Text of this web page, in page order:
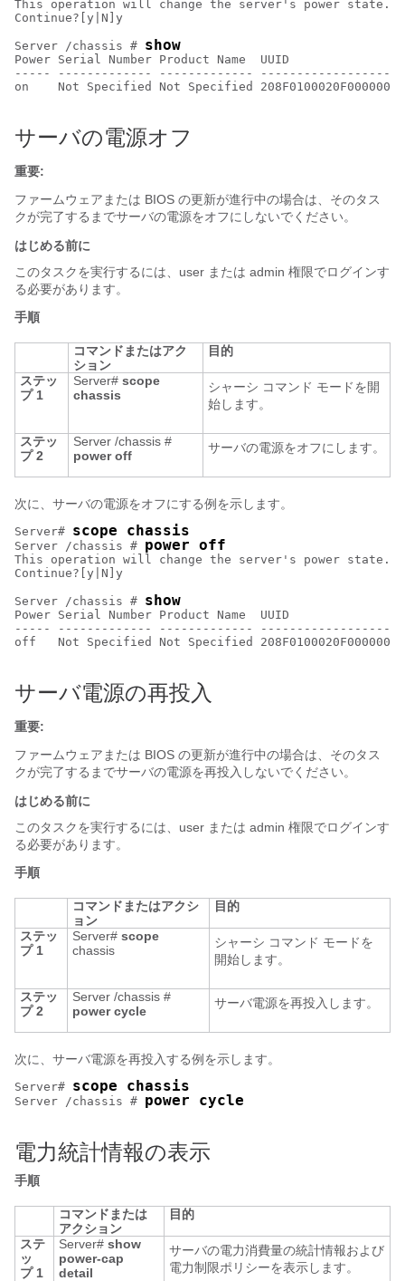
This operation will change the server's power state.
Continue?[y|N]y
Server /chassis # show
Power Serial Number Product
----- ------------- -------------
on    Not Specified Not Specified
サーバの電源オフ
重要:
ファームウェアまたは BIOS の更新が進行中の場合は、そのタス
クが完了するまでサーバの電源をオフにしないでください。
はじめる前に
このタスクを実行するには、user または admin 権限でログインす
る必要があります。
手順
コマンドまたはアク
ション
目的
ステッ
プ 1
Server# scope
chassis
シャーシ コマンド モードを開
始します。
ステッ
プ 2
Server /chassis #
power off
サーバの電源をオフにします。
次に、サーバの電源をオフにする例を示します。
Server# scope chassis
Server /chassis # power off
This operation will change the server's power state.
Continue?[y|N]y
Server /chassis # show
Power Serial Number Product
----- ------------- -------------
off   Not Specified Not Specified
サーバ電源の再投入
重要:
ファームウェアまたは BIOS の更新が進行中の場合は、そのタス
クが完了するまでサーバの電源を再投入しないでください。
はじめる前に
このタスクを実行するには、user または admin 権限でログインす
る必要があります。
手順
コマンドまたはアクシ
ョン
目的
ステッ
プ 1
Server# scope
chassis
シャーシ コマンド モードを
開始します。
ステッ
プ 2
Server /chassis #
power cycle
サーバ電源を再投入します。
次に、サーバ電源を再投入する例を示します。
Server# scope chassis
Server /chassis # power cycle
電力統計情報の表示
手順
コマンドまたは
アクション
目的
ステ
ッ
プ 1
Server# show
power-cap
detail
サーバの電力消費量の統計情報および
電力制限ポリシーを表示します。